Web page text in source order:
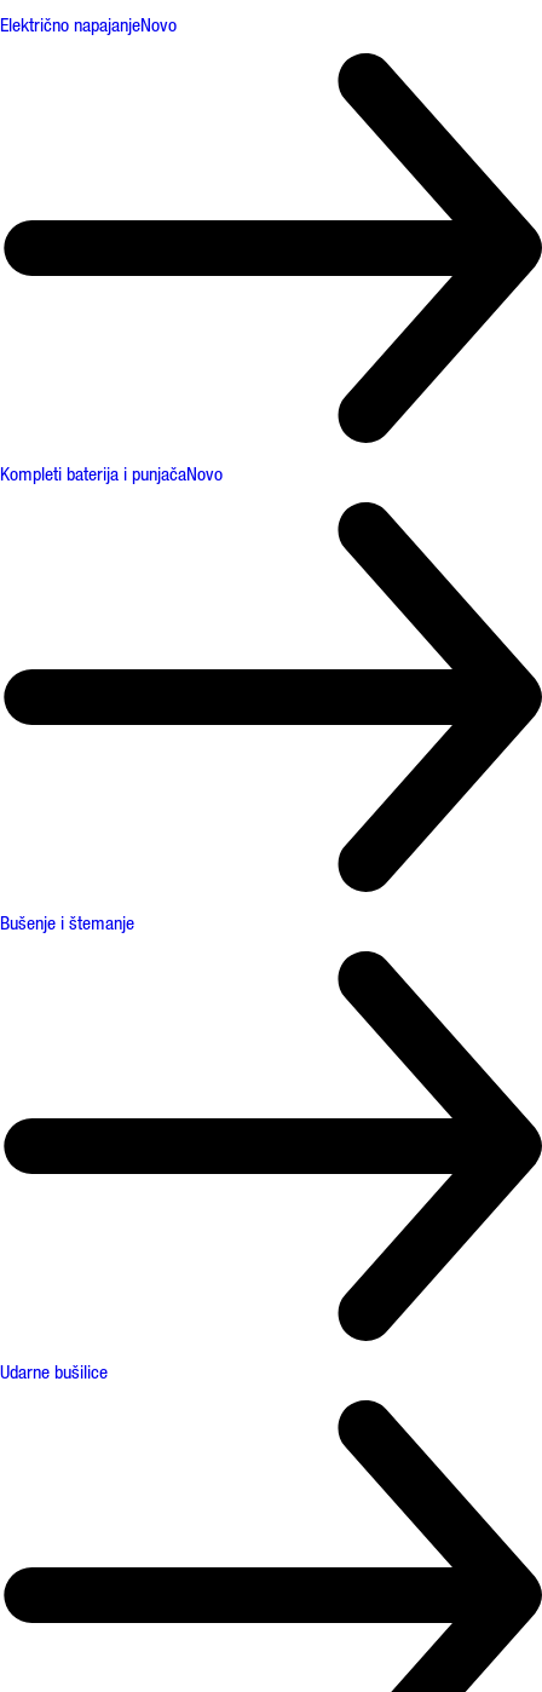
Električno napajanjeNovo
Kompleti baterija i punjačaNovo
Bušenje i štemanje
Udarne bušilice